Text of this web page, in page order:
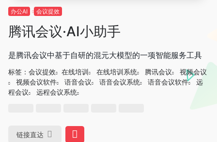
办公AI 会议提效
腾讯会议·AI小助手
是腾讯会议中基于自研的混元大模型的一项智能服务工具
标签： 会议提效 在线培训 在线培训系统 腾讯会议
视频会议
视频会议软件
语音会议 语音会议系统 语音会议软件
远
程会议
远程会议系统
链接直达